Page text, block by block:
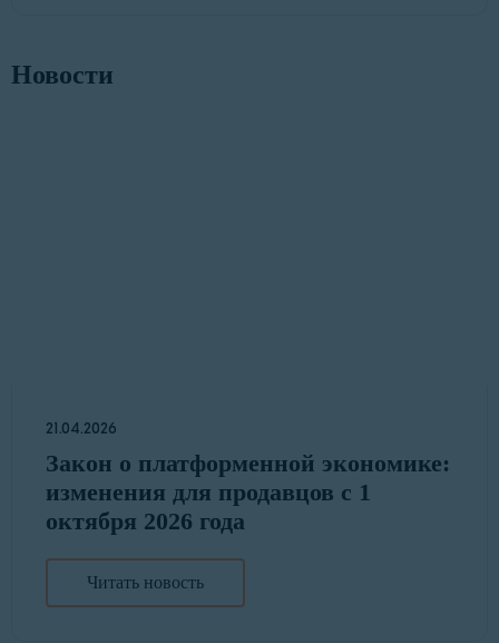
Новости
21.04.2026
Закон о платформенной экономике:
изменения для продавцов с 1
октября 2026 года
Читать новость